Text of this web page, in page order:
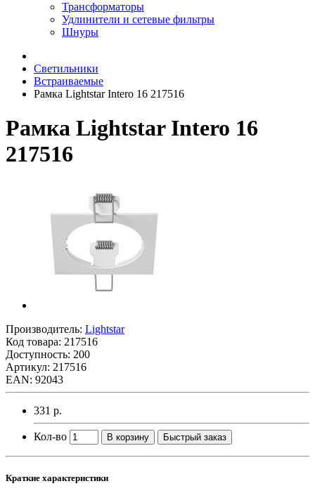
Трансформаторы
Удлинители и сетевые фильтры
Шнуры
Светильники
Встраиваемые
Рамка Lightstar Intero 16 217516
Рамка Lightstar Intero 16
217516
Производитель: Lightstar
Код товара: 217516
Доступность: 200
Артикул: 217516
EAN: 92043
331 р.
Кол-во В корзину Быстрый заказ
Краткие характеристики